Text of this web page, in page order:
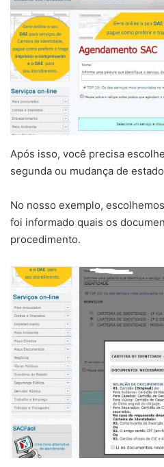
Após isso, você precisa
segunda ou mudança de
No nosso exemplo,
foi informado quais os
procedimento.